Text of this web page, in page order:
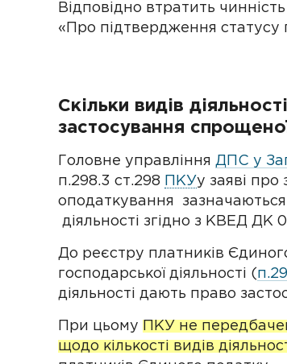
Відповідно втратить
«Про підтвердження статусу
Скільки видів
застосування
Головне управління ДПС у
п.298.3 ст.298
ПКУу заяві про
оподаткування
діяльності згідно з КВЕД ДК
До реєстру платників
господарської діяльності (
діяльності дають право
При цьому
ПКУ не
щодо кількості видів